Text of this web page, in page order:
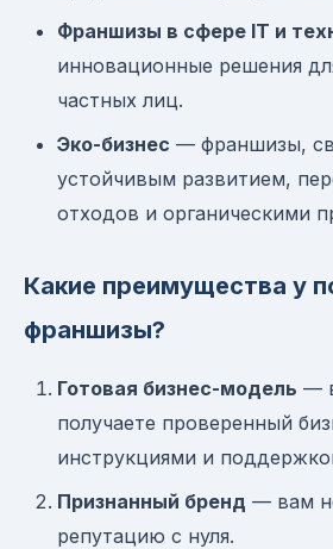
Франшизы в сфере IT и
инновационные решения
частных лиц.
Эко-бизнес — франшизы,
устойчивым развитием,
отходов и органическими
Какие преимущества у
франшизы?
Готовая бизнес-модель —
получаете проверенный
инструкциями и
Признанный бренд — вам
репутацию с нуля.